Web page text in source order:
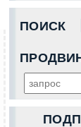
ПОИСК